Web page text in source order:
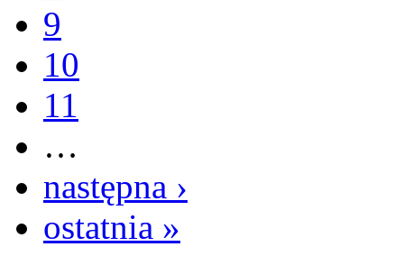
9
10
11
…
następna ›
ostatnia »